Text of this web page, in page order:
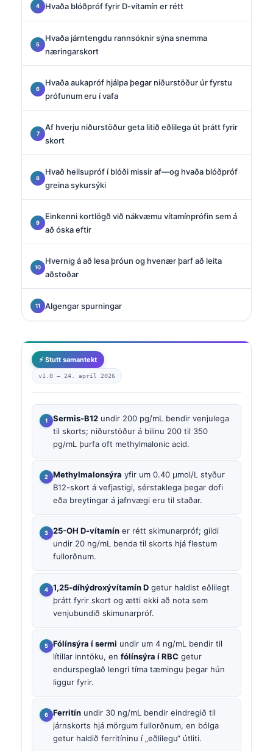
Hvaða blóðpróf fyrir D-vítamín er rétt
Hvaða járntengdu rannsóknir sýna snemma
næringarskort
Hvaða aukapróf hjálpa þegar niðurstöður úr fyrstu
prófunum eru í vafa
Af hverju niðurstöður geta litið eðlilega út þrátt fyrir
skort
Hvað heilsupróf í blóði missir af—og hvaða blóðpróf
greina sykursýki
Einkenni kortlögð við nákvæmu vítamínprófin sem á
að óska eftir
Hvernig á að lesa þróun og hvenær þarf að leita
aðstoðar
Algengar spurningar
⚡ Stutt samantekt
v1.0 — 24. apríl 2026
Sermis-B12 undir 200 pg/mL bendir venjulega
til skorts; niðurstöður á bilinu 200 til 350
pg/mL þurfa oft methylmalonic acid.
Methylmalonsýra yfir um 0.40 µmol/L styður
B12-skort á vefjastigi, sérstaklega þegar dofi
eða breytingar á jafnvægi eru til staðar.
25-OH D-vítamín er rétt skimunarpróf; gildi
undir 20 ng/mL benda til skorts hjá flestum
fullorðnum.
1,25-díhýdroxývítamín D getur haldist eðlilegt
þrátt fyrir skort og ætti ekki að nota sem
venjubundið skimunarpróf.
Fólínsýra í sermi undir um 4 ng/mL bendir til
lítillar inntöku, en fólínsýra í RBC getur
endurspeglað lengri tíma tæmingu þegar hún
liggur fyrir.
Ferritín undir 30 ng/mL bendir eindregið til
járnskorts hjá mörgum fullorðnum, en bólga
getur haldið ferritíninu í „eðlilegu“ útliti.